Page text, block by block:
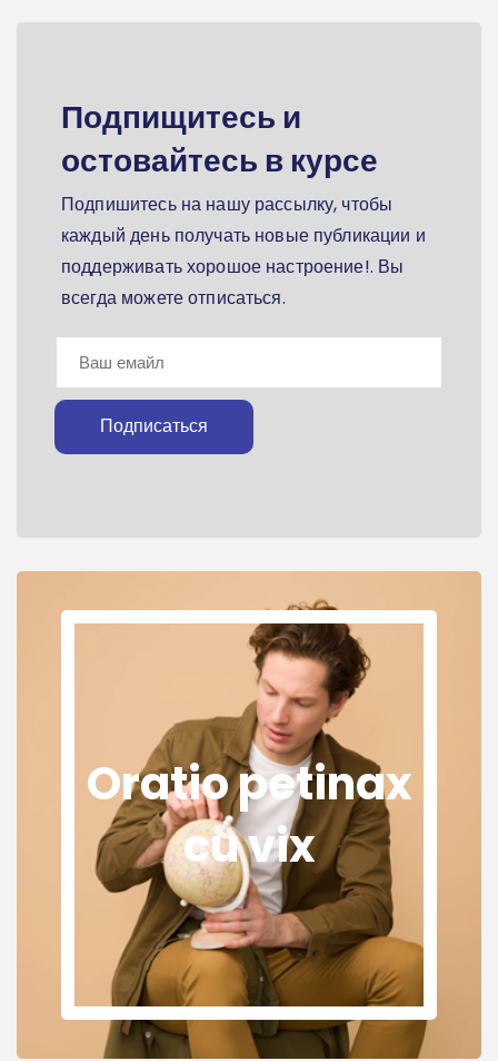
Подпищитесь и
остовайтесь в курсе
Подпишитесь на нашу рассылку, чтобы
каждый день получать новые публикации и
поддерживать хорошое настроение!. Вы
всегда можете отписаться.
Подписаться
Oratio petinax
cu vix